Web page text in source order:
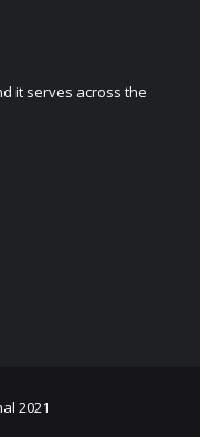
it serves across the
2021